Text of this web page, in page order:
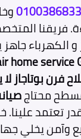
فريقنا
و الكهرباء
home service
فرن بوتاجاز
مسطح محتاج
تعتمد علينا.
وآمن يخلي